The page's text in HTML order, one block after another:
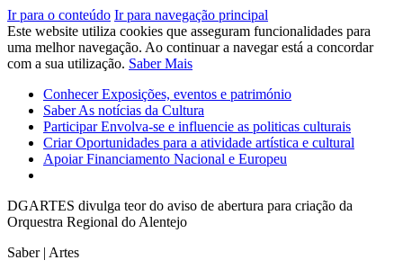
Ir para o conteúdo Ir para navegação principal
Este website utiliza cookies que asseguram funcionalidades para
uma melhor navegação. Ao continuar a navegar está a concordar
com a sua utilização. Saber Mais
ConhecerExposições, eventos e património
SaberAs notícias da Cultura
ParticiparEnvolva-se e influencie as politicas culturais
CriarOportunidades para a atividade artística e cultural
ApoiarFinanciamento Nacional e Europeu
DGARTES divulga teor do aviso de abertura para criação da
Orquestra Regional do Alentejo
Saber | Artes